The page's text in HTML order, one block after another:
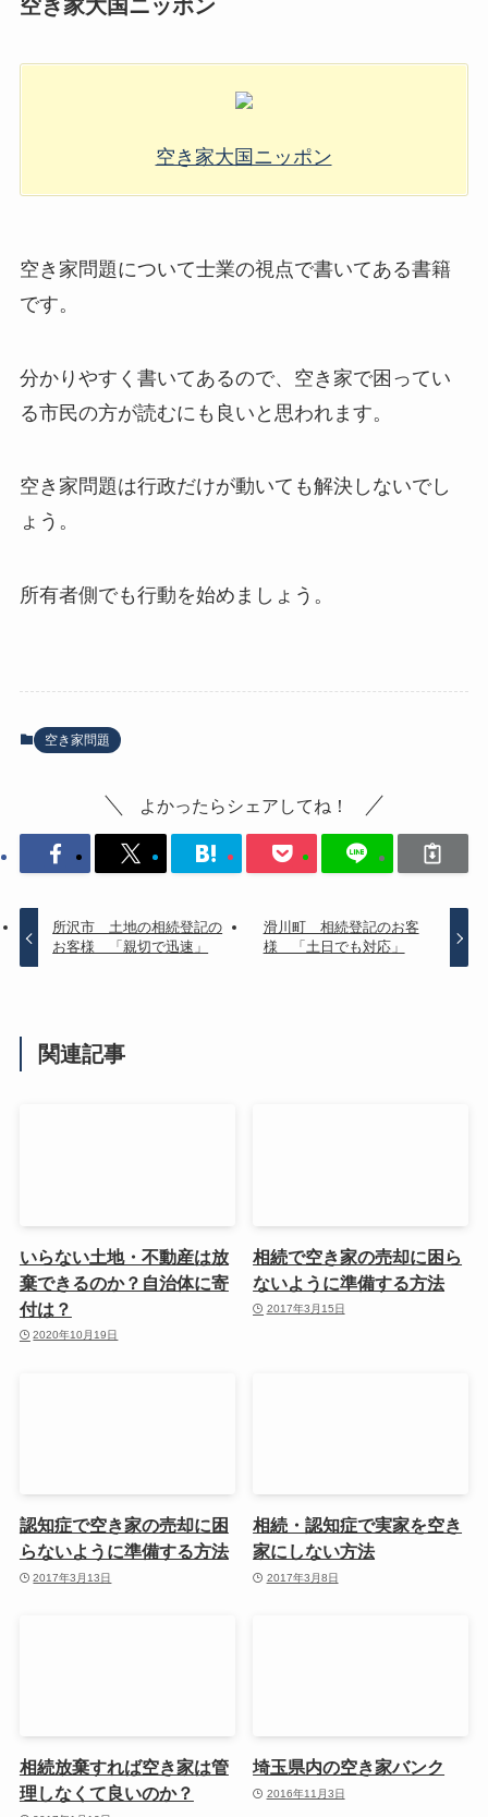
空き家大国ニッポン
空き家大国ニッポン
空き家問題について士業の視点で書いてある書籍
です。
分かりやすく書いてあるので、空き家で困ってい
る市民の方が読むにも良いと思われます。
空き家問題は行政だけが動いても解決しないでし
ょう。
所有者側でも行動を始めましょう。
空き家問題
よかったらシェアしてね！
所沢市 土地の相続登記の
お客様 「親切で迅速」
滑川町 相続登記のお客
様 「土日でも対応」
関連記事
いらない土地・不動産は放
棄できるのか？自治体に寄
付は？
2020年10月19日
相続で空き家の売却に困ら
ないように準備する方法
2017年3月15日
認知症で空き家の売却に困
らないように準備する方法
2017年3月13日
相続・認知症で実家を空き
家にしない方法
2017年3月8日
相続放棄すれば空き家は管
理しなくて良いのか？
埼玉県内の空き家バンク
2016年11月3日